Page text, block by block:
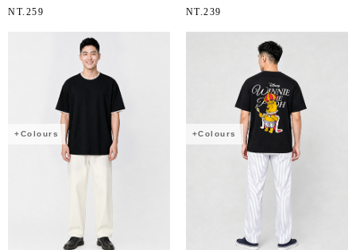
NT. 259 NT.239
+Colours +Colours